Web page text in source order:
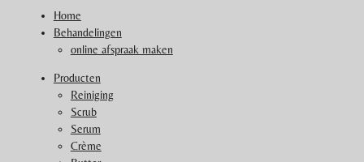
Home
Behandelingen
online afspraak maken
Producten
Reiniging
Scrub
Serum
Crème